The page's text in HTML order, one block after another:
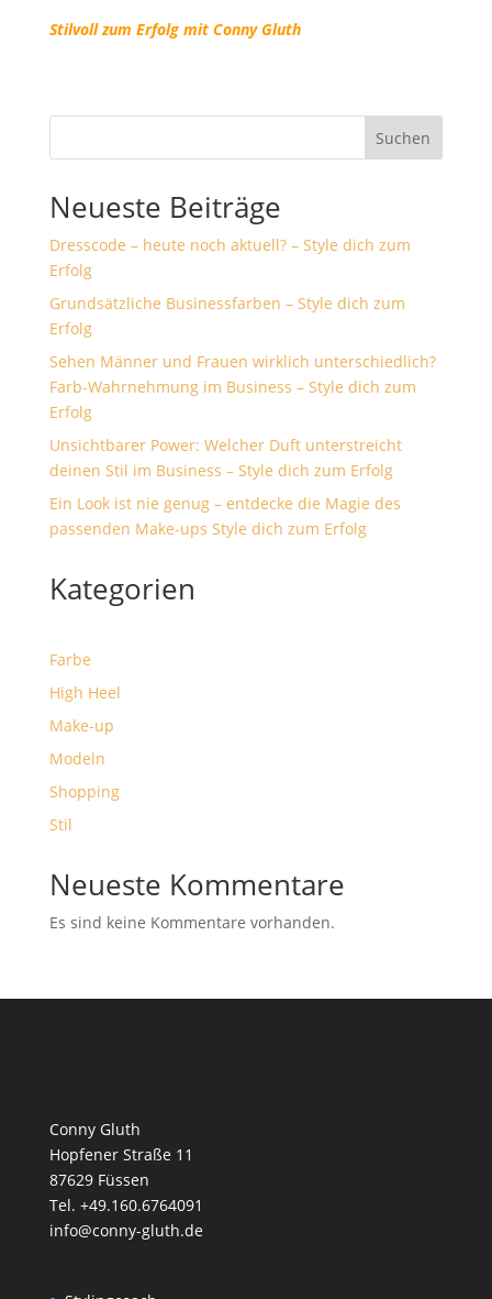
Stilvoll zum Erfolg mit Conny Gluth
Suchen
Neueste Beiträge
Dresscode – heute noch aktuell? – Style dich zum
Erfolg
Grundsätzliche Businessfarben – Style dich zum
Erfolg
Sehen Männer und Frauen wirklich unterschiedlich?
Farb-Wahrnehmung im Business – Style dich zum
Erfolg
Unsichtbarer Power: Welcher Duft unterstreicht
deinen Stil im Business – Style dich zum Erfolg
Ein Look ist nie genug – entdecke die Magie des
passenden Make-ups Style dich zum Erfolg
Kategorien
Farbe
High Heel
Make-up
Modeln
Shopping
Stil
Neueste Kommentare
Es sind keine Kommentare vorhanden.
Conny Gluth
Hopfener Straße 11
87629 Füssen
Tel. +49.160.6764091
info@conny-gluth.de